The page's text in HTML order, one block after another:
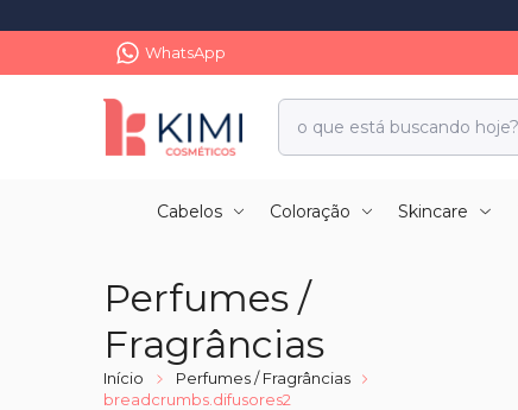
WhatsApp
Cabelos Coloração Skincare
Perfumes /
Fragrâncias
Início
Perfumes / Fragrâncias
breadcrumbs.difusores2